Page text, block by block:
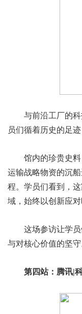
与前沿工厂的
员们循着历史的足
馆内的珍贵史
运输战略物资的沉
程。学员们看到，
域，始终以创新应对
这场参访让学
与对核心价值的坚守
第四站：腾讯|